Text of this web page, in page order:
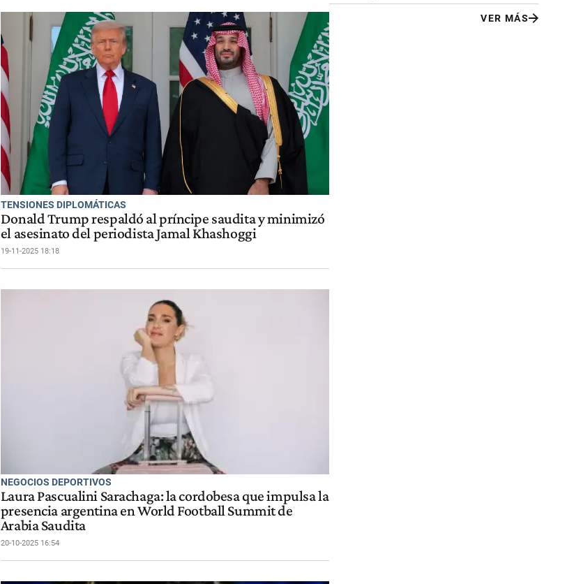
TENSIONES DIPLOMÁTICAS
Donald Trump respaldó al príncipe saudita y minimizó
el asesinato del periodista Jamal Khashoggi
19-11-2025 18:18
NEGOCIOS DEPORTIVOS
Laura Pascualini Sarachaga: la cordobesa que impulsa la
presencia argentina en World Football Summit de
Arabia Saudita
20-10-2025 16:54
VER MÁS